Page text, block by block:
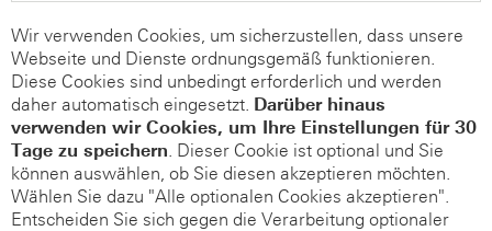
Wir verwenden Cookies, um sicherzustellen, dass unsere
Webseite und Dienste ordnungsgemäß funktionieren.
Diese Cookies sind unbedingt erforderlich und werden
daher automatisch eingesetzt. Darüber hinaus
verwenden wir Cookies, um Ihre Einstellungen für 30
Tage zu speichern. Dieser Cookie ist optional und Sie
können auswählen, ob Sie diesen akzeptieren möchten.
Wählen Sie dazu "Alle optionalen Cookies akzeptieren".
Entscheiden Sie sich gegen die Verarbeitung optionaler